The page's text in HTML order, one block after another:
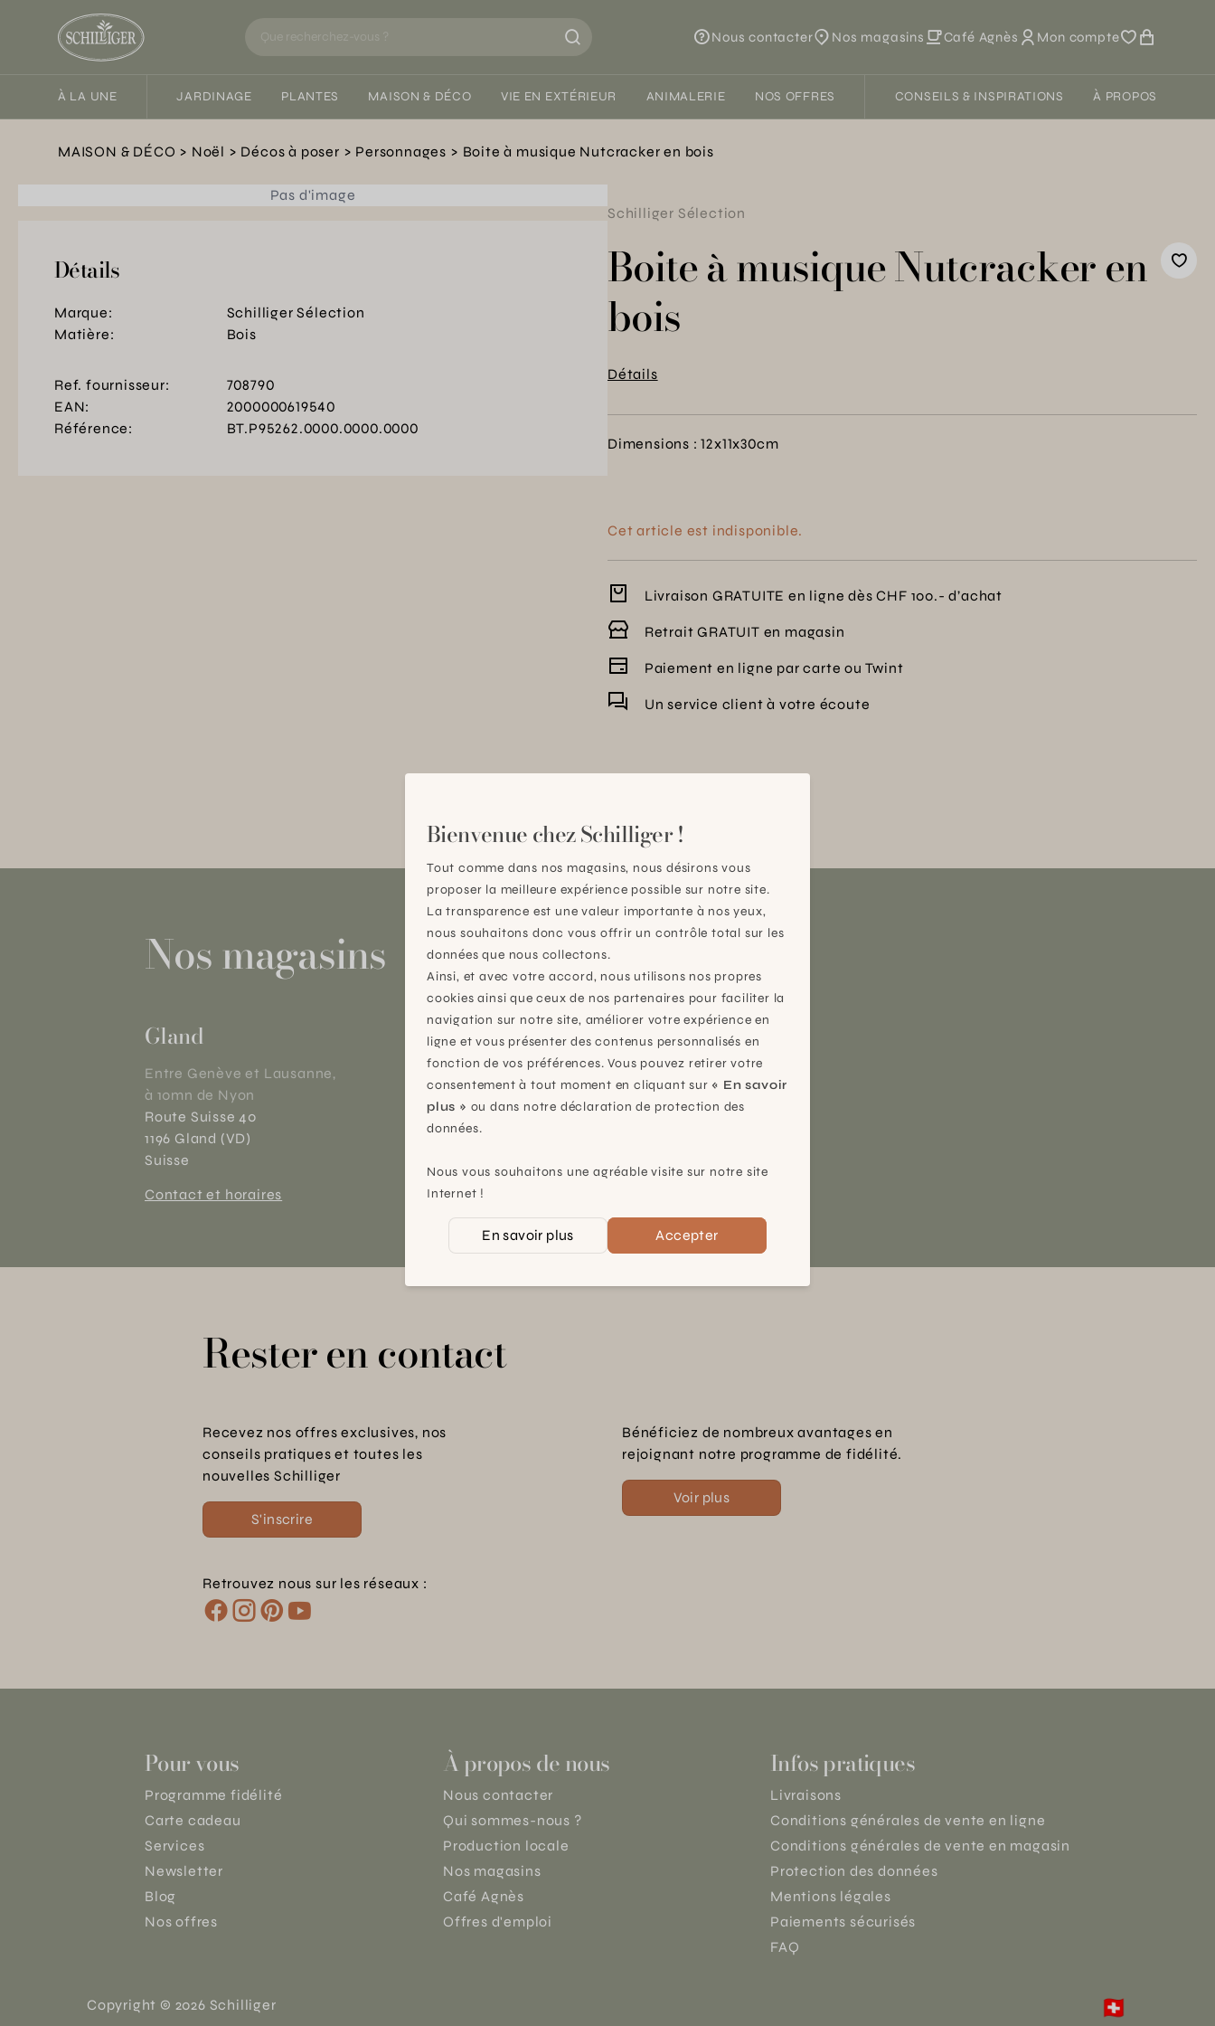
Nous contacter Nos magasins Café Agnès Mon compte
À LA UNE JARDINAGE PLANTES MAISON & DÉCO VIE EN EXTÉRIEUR ANIMALERIE NOS OFFRES CONSEILS & INSPIRATIONS À PROPOS
MAISON & DÉCO Noël Décos à poser Personnages Boite à musique Nutcracker en bois
Pas d'image
Détails
Marque:
Schilliger Sélection
Matière:
Bois
Ref. fournisseur:
708790
EAN:
2000000619540
Référence:
BT.P95262.0000.0000.0000
Schilliger Sélection
Boite à musique Nutcracker en
bois
Détails
Dimensions : 12x11x30cm
Cet article est indisponible.
Livraison GRATUITE en ligne dès CHF 100.- d’achat
Retrait GRATUIT en magasin
Paiement en ligne par carte ou Twint
Un service client à votre écoute
Nos magasins
Gland
Entre Genève et Lausanne,
à 10mn de Nyon
Route Suisse 40
1196 Gland (VD)
Suisse
Contact et horaires
Plan-les-Ouates
À 15mn du centre de Genève
Chemin des Charrotons 25
1228 Plan-les-Ouates (GE)
Suisse
Contact et horaires
Rester en contact
Recevez nos offres exclusives, nos
conseils pratiques et toutes les
nouvelles Schilliger
S'inscrire
Bénéficiez de nombreux avantages en
rejoignant notre programme de fidélité.
Voir plus
Retrouvez nous sur les réseaux :
Pour vous
Programme fidélité
Carte cadeau
Services
Newsletter
Blog
Nos offres
À propos de nous
Nous contacter
Qui sommes-nous ?
Production locale
Nos magasins
Café Agnès
Offres d'emploi
Infos pratiques
Livraisons
Conditions générales de vente en ligne
Conditions générales de vente en magasin
Protection des données
Mentions légales
Paiements sécurisés
FAQ
Copyright © 2026 Schilliger 🇨🇭
Bienvenue chez Schilliger !
Tout comme dans nos magasins, nous désirons vous
proposer la meilleure expérience possible sur notre site.
La transparence est une valeur importante à nos yeux,
nous souhaitons donc vous offrir un contrôle total sur les
données que nous collectons.
Ainsi, et avec votre accord, nous utilisons nos propres
cookies ainsi que ceux de nos partenaires pour faciliter la
navigation sur notre site, améliorer votre expérience en
ligne et vous présenter des contenus personnalisés en
fonction de vos préférences. Vous pouvez retirer votre
consentement à tout moment en cliquant sur « En savoir
plus » ou dans notre déclaration de protection des
données.
Nous vous souhaitons une agréable visite sur notre site
Internet !
En savoir plus Accepter